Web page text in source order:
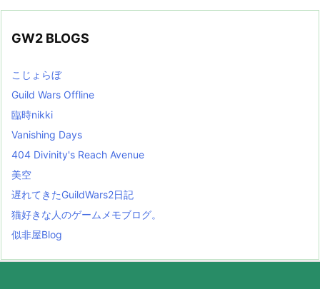
GW2 BLOGS
こじょらぼ
Guild Wars Offline
臨時nikki
Vanishing Days
404 Divinity's Reach Avenue
美空
遅れてきたGuildWars2日記
猫好きな人のゲームメモブログ。
似非屋Blog